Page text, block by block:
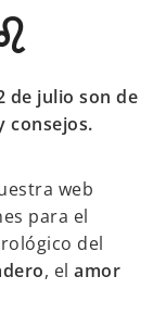
de julio son de
consejos.
web
para el
del
, el amor